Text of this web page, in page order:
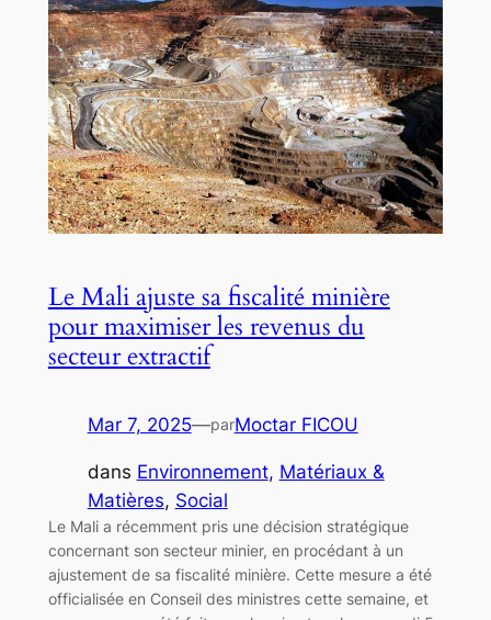
Le Mali ajuste sa fiscalité minière
pour maximiser les revenus du
secteur extractif
Mar 7, 2025—parMoctar FICOU
dans Environnement, Matériaux &
Matières, Social
Le Mali a récemment pris une décision stratégique
concernant son secteur minier, en procédant à un
ajustement de sa fiscalité minière. Cette mesure a été
officialisée en Conseil des ministres cette semaine, et